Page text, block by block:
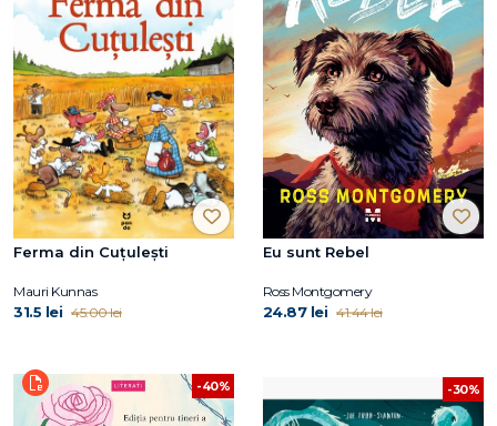
Ferma din Cuțulești
Mauri Kunnas
31.5 lei 45.00 lei
Eu sunt Rebel
Ross Montgomery
24.87 lei 41.44 lei
-40% -30%